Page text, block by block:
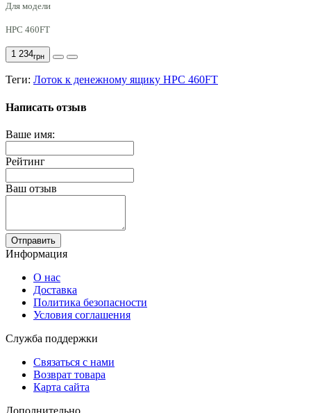
Для модели
HPC 460FT
1 234грн
Теги: Лоток к денежному ящику HPC 460FT
Написать отзыв
Ваше имя:
Рейтинг
Ваш отзыв
Отправить
Информация
О нас
Доставка
Политика безопасности
Условия соглашения
Служба поддержки
Связаться с нами
Возврат товара
Карта сайта
Дополнительно